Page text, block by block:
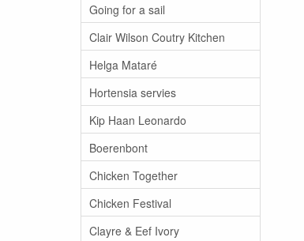
Going for a sail
Clair Wilson Coutry Kitchen
Helga Mataré
Hortensia servies
Kip Haan Leonardo
Boerenbont
Chicken Together
Chicken Festival
Clayre & Eef Ivory